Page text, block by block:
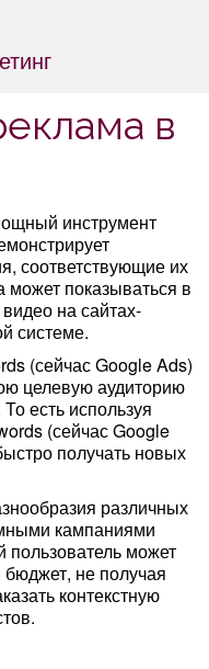
в
инструмент
соответствующие их
может показываться в
на сайтах-
системе.
(сейчас Google Ads)
целевую аудиторию
есть используя
(сейчас Google
получать новых
различных
кампаниями
может
не получая
контекстную